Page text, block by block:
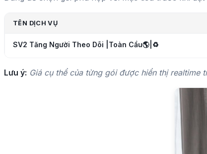
Dùng để chọn gói phù hợp với mục tiêu trước khi đặt
Giá cụ thể của từng gói được hiển thị